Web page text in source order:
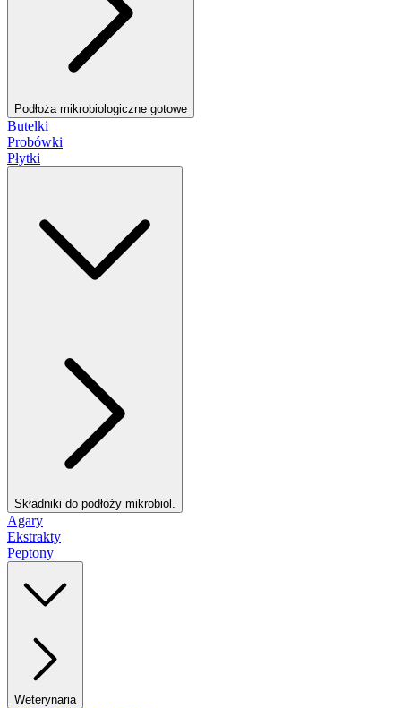
Podłoża mikrobiologiczne gotowe
Butelki
Probówki
Płytki
Składniki do podłoży mikrobiol.
Agary
Ekstrakty
Peptony
Weterynaria